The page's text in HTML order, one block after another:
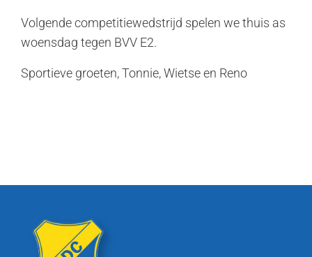
Volgende competitiewedstrijd spelen we thuis as
woensdag tegen BVV E2.
Sportieve groeten, Tonnie, Wietse en Reno